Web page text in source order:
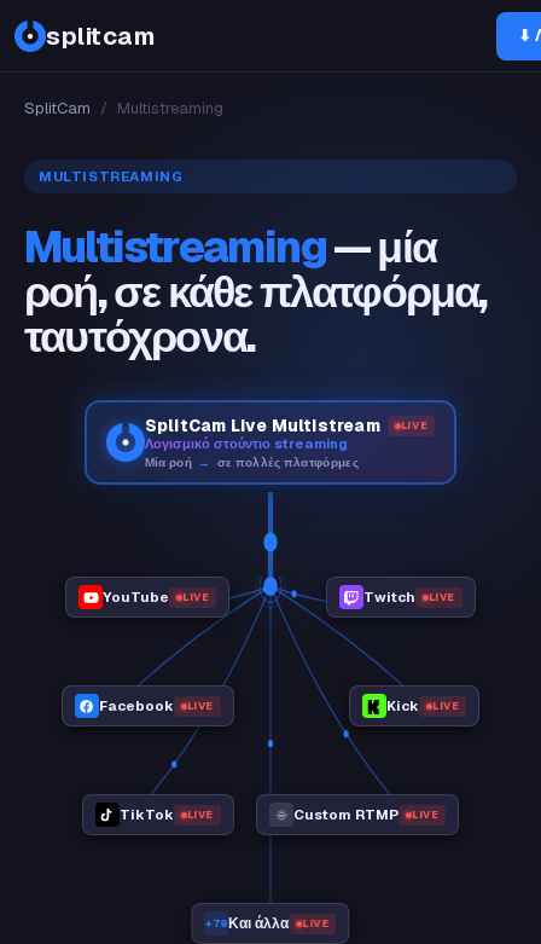
splitcam ⬇
SplitCam / Multistreaming
MULTISTREAMING
Multistreaming— μία
ροή, σε κάθε πλατφόρμα,
ταυτόχρονα.
SplitCam Live Multistream
Λογισμικό στούντιο streaming
Μία ροή → σε πολλές πλατφόρμες
LIVE
YouTube LIVE Twitch LIVE
Facebook LIVE Kick LIVE
TikTok LIVE 🌐 Custom RTMP LIVE
+79Και άλλα LIVE